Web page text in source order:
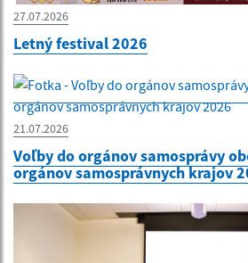
27.07.2026
Letný festival 2026
21.07.2026
Voľby do orgánov samosprávy
orgánov samosprávnych krajov